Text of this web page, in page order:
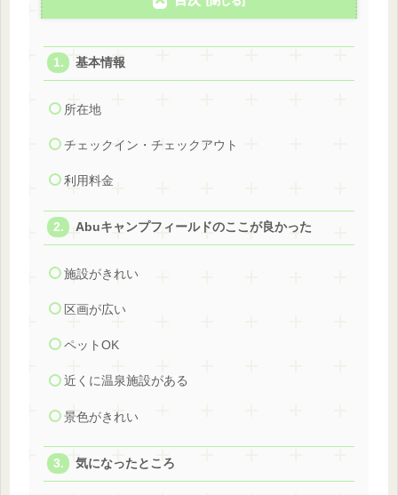
基本情報
所在地
チェックイン・チェックアウト
利用料金
Abuキャンプフィールドのここが良かった
施設がきれい
区画が広い
ペットOK
近くに温泉施設がある
景色がきれい
気になったところ